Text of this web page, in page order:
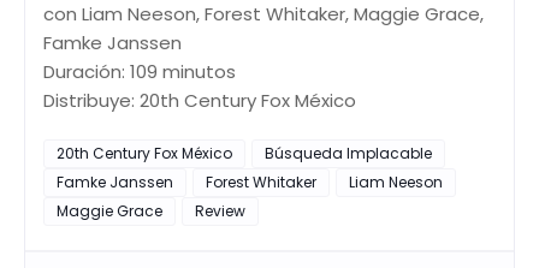
con Liam Neeson, Forest Whitaker, Maggie Grace,
Famke Janssen
Duración: 109 minutos
Distribuye: 20th Century Fox México
20th Century Fox México
Búsqueda Implacable
Famke Janssen
Forest Whitaker
Liam Neeson
Maggie Grace
Review